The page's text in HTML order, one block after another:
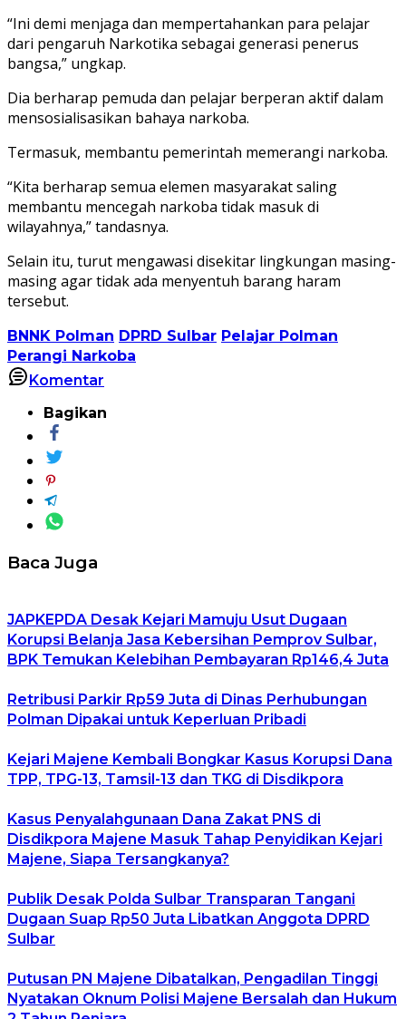
“Ini demi menjaga dan mempertahankan para pelajar
dari pengaruh Narkotika sebagai generasi penerus
bangsa,” ungkap.
Dia berharap pemuda dan pelajar berperan aktif dalam
mensosialisasikan bahaya narkoba.
Termasuk, membantu pemerintah memerangi narkoba.
“Kita berharap semua elemen masyarakat saling
membantu mencegah narkoba tidak masuk di
wilayahnya,” tandasnya.
Selain itu, turut mengawasi disekitar lingkungan masing-
masing agar tidak ada menyentuh barang haram
tersebut.
BNNK Polman DPRD Sulbar Pelajar Polman
Perangi Narkoba
Komentar
Bagikan
Baca Juga
JAPKEPDA Desak Kejari Mamuju Usut Dugaan
Korupsi Belanja Jasa Kebersihan Pemprov Sulbar,
BPK Temukan Kelebihan Pembayaran Rp146,4 Juta
Retribusi Parkir Rp59 Juta di Dinas Perhubungan
Polman Dipakai untuk Keperluan Pribadi
Kejari Majene Kembali Bongkar Kasus Korupsi Dana
TPP, TPG-13, Tamsil-13 dan TKG di Disdikpora
Kasus Penyalahgunaan Dana Zakat PNS di
Disdikpora Majene Masuk Tahap Penyidikan Kejari
Majene, Siapa Tersangkanya?
Publik Desak Polda Sulbar Transparan Tangani
Dugaan Suap Rp50 Juta Libatkan Anggota DPRD
Sulbar
Putusan PN Majene Dibatalkan, Pengadilan Tinggi
Nyatakan Oknum Polisi Majene Bersalah dan Hukum